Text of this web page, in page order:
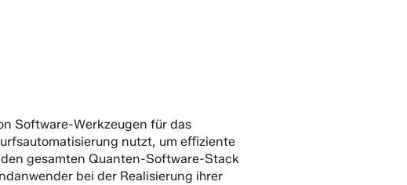
Software-Werkzeugen für das
nutzt, um eﬃziente
gesamten Quanten-Software-Stack
bei der Realisierung ihrer